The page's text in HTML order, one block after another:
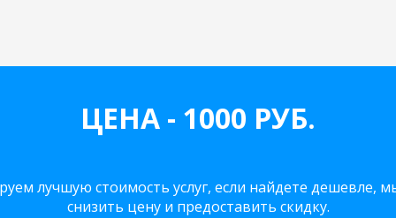
ЦЕНА - 1000 РУБ.
лучшую стоимость услуг, если найдете дешевле,
снизить цену и предоставить скидку.